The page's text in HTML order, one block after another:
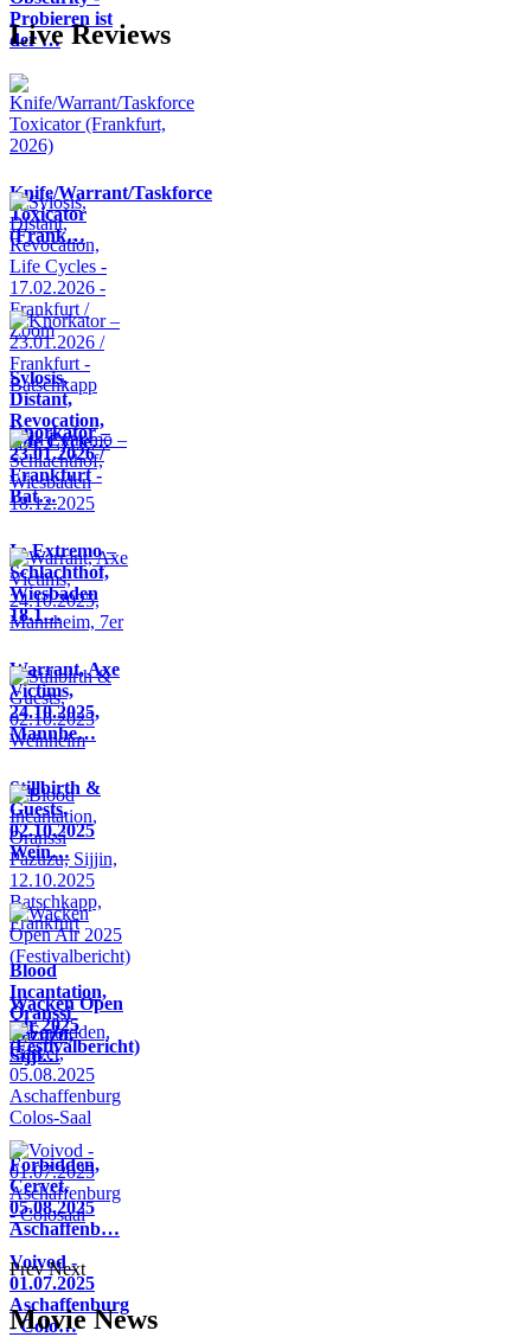
Probieren ist
der …
Live Reviews
Knife/Warrant/Taskforce
Toxicator
(Frank…
Sylosis,
Distant,
Revocation,
Life Cycle…
Knorkator –
23.01.2026 /
Frankfurt -
Bat…
In Extremo –
Schlachthof,
Wiesbaden
18.1…
Warrant, Axe
Victims,
24.10.2025,
Mannhe…
Stillbirth &
Guests,
02.10.2025
Wein…
Blood
Incantation,
Oranssi
Pazuzu,
Sijji…
Wacken Open
Air 2025
(Festivalbericht)
Forbidden,
Cervet,
05.08.2025
Aschaffenb…
Voivod -
01.07.2025
Aschaffenburg
- Colo…
Prev Next
Movie News